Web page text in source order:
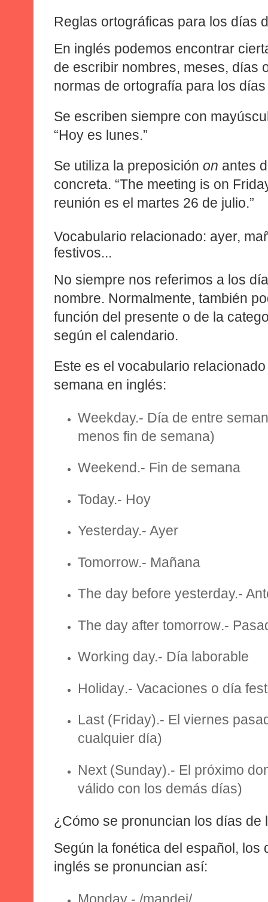
Reglas ortográficas para los días
En inglés podemos encontrar
de escribir nombres, meses, días
normas de ortografía para los
Se escriben siempre con
“Hoy es lunes.”
Se utiliza la preposición on antes
concreta. “The meeting is on
reunión es el martes 26 de julio.”
Vocabulario relacionado: ayer,
festivos...
No siempre nos referimos a los
nombre. Normalmente, también
función del presente o de la
según el calendario.
Este es el vocabulario relacionado
semana en inglés:
Weekday.- Día de entre
menos fin de semana)
Weekend.- Fin de semana
Today.- Hoy
Yesterday.- Ayer
Tomorrow.- Mañana
The day before yesterday.-
The day after tomorrow.-
Working day.- Día laborable
Holiday.- Vacaciones o día
Last(Friday).- El viernes
cualquier día)
Next(Sunday).- El próximo
válido con los demás días)
¿Cómo se pronuncian los días de
Según la fonética del español, los
inglés se pronuncian así: